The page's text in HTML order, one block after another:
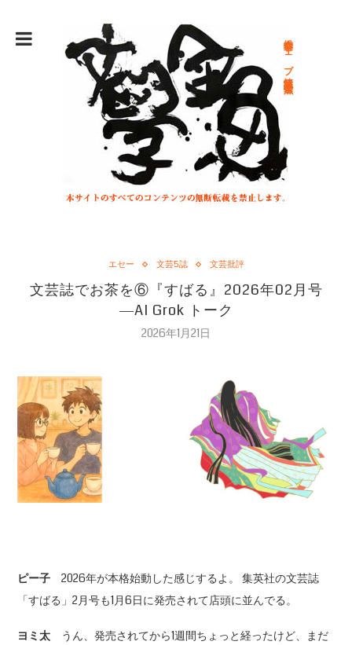
総合文学ウェブ情報誌 文学金魚
エセー 文芸5誌 文芸批評
文芸誌でお茶を⑥『すばる』2026年02月号
―AI Grok トーク
2026年1月21日
ピー子 2026年が本格始動した感じするよ。 集英社の文芸誌
「すばる」2月号も1月6日に発売されて店頭に並んでる。
ヨミ太 うん、発売されてから1週間ちょっと経ったけど、まだ